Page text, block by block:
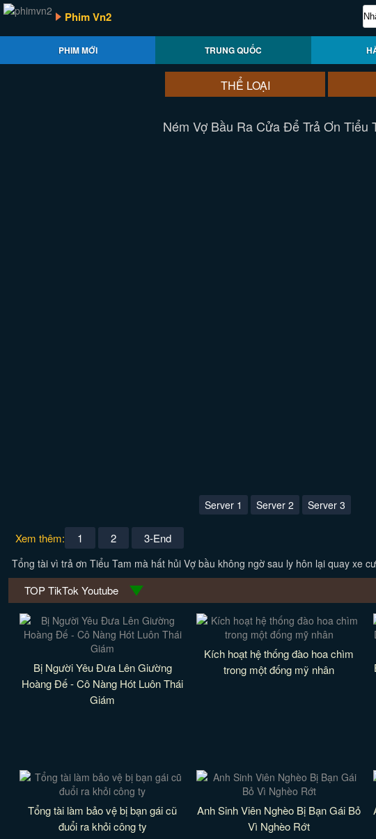
Phim Vn2
PHIM MỚI TRUNG QUỐC
THỂ LOẠI
Ném Vợ Bầu Ra Cửa Để Trả Ơn Tiểu
Server 1 Server 2 Server 3
Xem thêm: 1 2 3-End
Tổng tài vì trả ơn Tiểu Tam mà hất hủi Vợ bầu không ngờ sau ly hôn lại quay xe
TOP TikTok Youtube
Bị Người Yêu Đưa Lên Giường
Hoàng Đế - Cô Nàng Hót Luôn Thái
Giám
Kích hoạt hệ thống đào hoa chìm
trong một đống mỹ nhân
Tổng tài làm bảo vệ bị bạn gái cũ
đuổi ra khỏi công ty
Anh Sinh Viên Nghèo Bị Bạn Gái Bỏ
Vì Nghèo Rớt